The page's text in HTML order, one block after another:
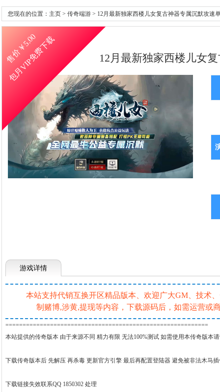
您现在的位置： 主页 > 传奇端游 > 12月最新独家西楼儿女复古神器专属沉默攻速
售价￥
5.00
包月VIP免费下载 12月最新独家西楼儿女
游戏详情
本站支持代销互换开区精品版本、欢迎广大GM、技术
制赌博,涉黄,提现等内容，下载源码后，如需运营或
===========================================================
本站提供的传奇版本 由于来源不同 精力有限 无法100%测试 如需使用本传奇版本
下载传奇版本后 先解压 再杀毒 更新官方引擎 最后再配置登陆器 避免被非法木马
下载链接失效联系QQ 1850302 处理